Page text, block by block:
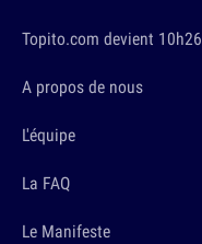
Topito.com devient 10h26
A propos de nous
L'équipe
La FAQ
Le Manifeste